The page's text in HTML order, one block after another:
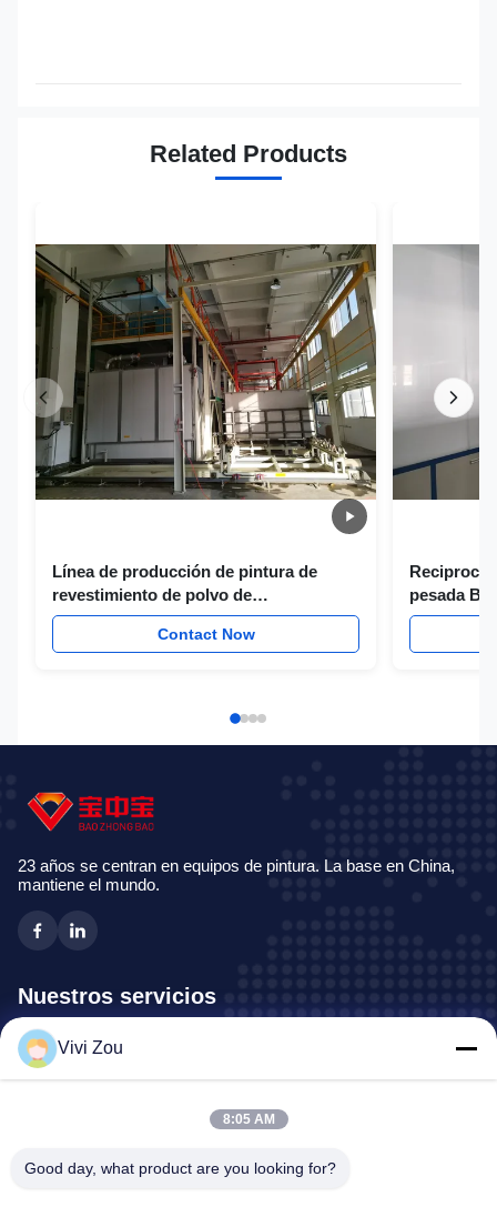
Related Products
Línea de producción de pintura de
revestimiento de polvo de
transportador automático manual Línea
de pintura líquidaContact Now
pesada
23 años se centran en equipos de pintura. La base en China,
mantiene el mundo.
Nuestros servicios
Cadena de producción de pintura del vehículo
Línea de pintura automotriz
Línea de pintura auto de la chapa
Cabina de espray del autobús
Vivi Zou
8:05 AM
Good day, what product are you looking for?